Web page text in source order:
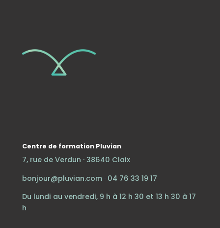
Centre de formation Pluvian
7, rue de Verdun · 38640 Claix
bonjour@pluvian.com· 04 76 33 19 17
Du lundi au vendredi, 9 h à 12 h 30 et 13 h 30 à 17
h